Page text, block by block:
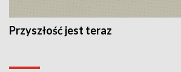
Przyszłość jest teraz